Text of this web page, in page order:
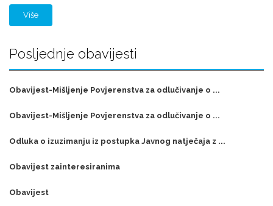
Više
Posljednje obavijesti
Obavijest-Mišljenje Povjerenstva za odlučivanje o ...
Obavijest-Mišljenje Povjerenstva za odlučivanje o ...
Odluka o izuzimanju iz postupka Javnog natječaja z ...
Obavijest zainteresiranima
Obavijest